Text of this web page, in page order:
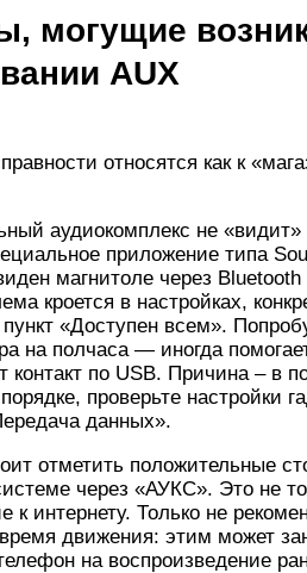
могущие
AUX
относятся как к
аудиокомплекс не
приложение типа
магнитоле через
кроется в настройках,
«Доступен всем».
на полчаса — иногда
контакт по USB. Причина – в
проверьте настройки
данных».
отметить положительные
через «АУКС». Это не
к интернету. Только не
движения: этим может
на воспроизведение